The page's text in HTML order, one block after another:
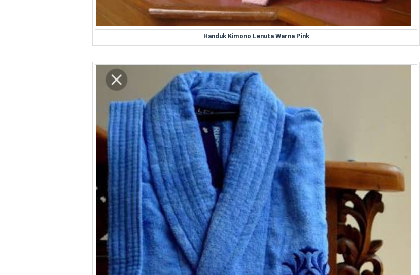
Handuk Kimono Lenuta Warna Pink